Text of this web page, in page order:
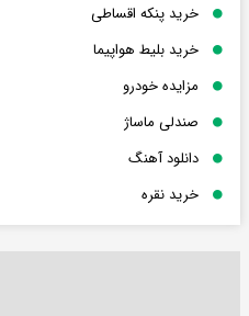
خرید پنکه اقساطی
خرید بلیط هواپیما
مزایده خودرو
صندلی ماساژ
دانلود آهنگ
خرید نقره